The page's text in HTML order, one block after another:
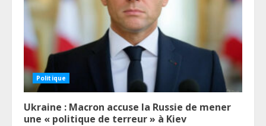
Politique
Ukraine : Macron accuse la Russie de mener
une « politique de terreur » à Kiev